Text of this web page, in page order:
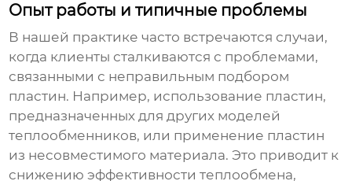
Опыт работы и типичные проблемы
В нашей практике часто встречаются случаи,
когда клиенты сталкиваются с проблемами,
связанными с неправильным подбором
пластин. Например, использование пластин,
предназначенных для других моделей
теплообменников, или применение пластин
из несовместимого материала. Это приводит к
снижению эффективности теплообмена,